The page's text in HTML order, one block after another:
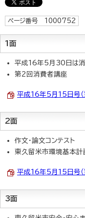
ページ番号 1000752
1面
平成16年5月30日は消
第2回消費者講座
平成16年5月15日号
2面
作文・論文コンテスト
東久留米市環境基本計
平成16年5月15日号
3面